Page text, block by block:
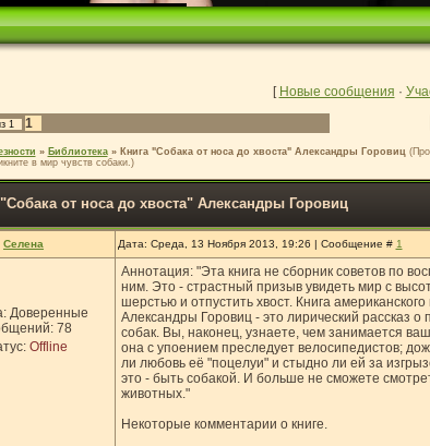
[ Новые сообщения ·
1 1
» Библиотека » Книга "Собака от носа до хвоста" Александры Горовиц
в мир чувств собаки.)
"Собака от носа до хвоста" Александры Горовиц
Селена Дата: Среда, 13 Ноября 2013, 19:26 | Сообщение # 1
Доверенные
78
Offline
Аннотация: "Эта книга не сборник советов по
ним. Это - страстный призыв увидеть мир с
шерстью и отпустить хвост. Книга
Александры Горовиц - это лирический рассказ
собак. Вы, наконец, узнаете, чем занимается
она с упоением преследует велосипедистов;
ли любовь её "поцелуи" и стыдно ли ей за
это - быть собакой. И больше не сможете
животных."
Некоторые комментарии о книге.